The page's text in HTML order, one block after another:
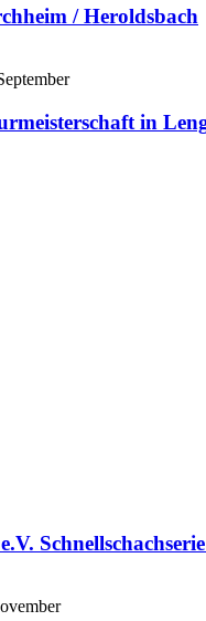
/ Heroldsbach
in